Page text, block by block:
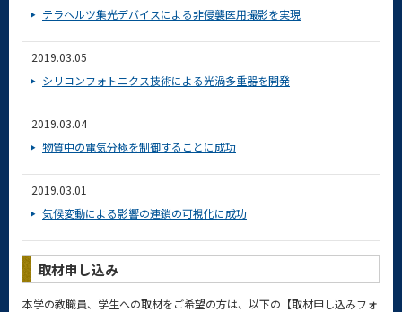
テラヘルツ集光デバイスによる非侵襲医用撮影を実現
2019.03.05
シリコンフォトニクス技術による光渦多重器を開発
2019.03.04
物質中の電気分極を制御することに成功
2019.03.01
気候変動による影響の連鎖の可視化に成功
取材申し込み
本学の教職員、学生への取材をご希望の方は、以下の【取材申し込みフォ